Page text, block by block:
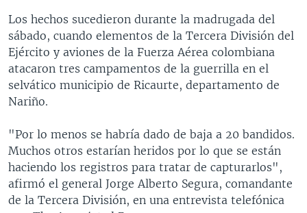
Los hechos sucedieron durante la madrugada del
sábado, cuando elementos de la Tercera División del
Ejército y aviones de la Fuerza Aérea colombiana
atacaron tres campamentos de la guerrilla en el
selvático municipio de Ricaurte, departamento de
Nariño.
"Por lo menos se habría dado de baja a 20 bandidos.
Muchos otros estarían heridos por lo que se están
haciendo los registros para tratar de capturarlos",
afirmó el general Jorge Alberto Segura, comandante
de la Tercera División, en una entrevista telefónica